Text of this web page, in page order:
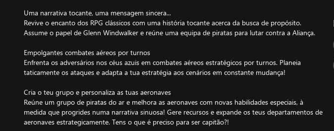
Uma narrativa tocante, uma mensagem sincera...
Revive o encanto dos RPG clássicos com uma história tocante acerca da busca de propósito.
Assume o papel de Glenn Windwalker e reúne uma equipa de piratas para lutar contra a Aliança.
Empolgantes combates aéreos por turnos
Enfrenta os adversários nos céus azuis em combates aéreos estratégicos por turnos. Planeia
taticamente os ataques e adapta a tua estratégia aos cenários em constante mudança!
Cria o teu grupo e personaliza as tuas aeronaves
Reúne um grupo de piratas do ar e melhora as aeronaves com novas habilidades especiais, à
medida que progrides numa narrativa sinuosa! Gere recursos e expande os teus departamentos de
aeronaves estrategicamente. Tens o que é preciso para ser capitão?!